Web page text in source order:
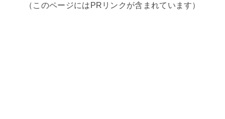
（このページにはPRリンクが含まれています）